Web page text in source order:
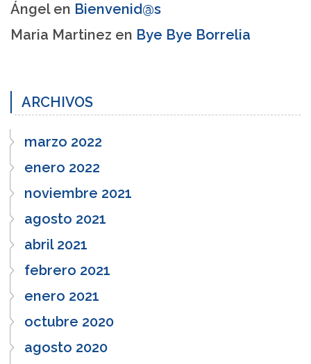
Ángelen Bienvenid@s
Maria Martinez en Bye Bye Borrelia
ARCHIVOS
marzo 2022
enero 2022
noviembre 2021
agosto 2021
abril 2021
febrero 2021
enero 2021
octubre 2020
agosto 2020